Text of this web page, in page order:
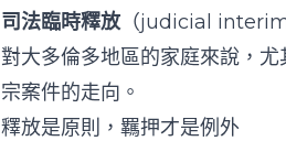
司法臨時釋放（judicial
對大多倫多地區的家庭來說，
宗案件的走向。
釋放是原則，羈押才是例外